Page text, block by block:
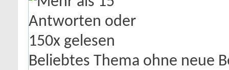
Beliebtes Thema ohne neue